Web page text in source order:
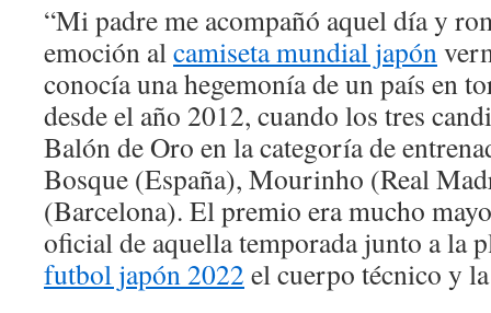
“Mi padre me acompañó aquel día y
emoción alcamiseta mundial japón
conocía una hegemonía de un país en
desde el año 2012, cuando los tres
Balón de Oro en la categoría de
Bosque (España), Mourinho (Real
(Barcelona). El premio era mucho
oficial de aquella temporada junto a la
futbol japón 2022 el cuerpo técnico y